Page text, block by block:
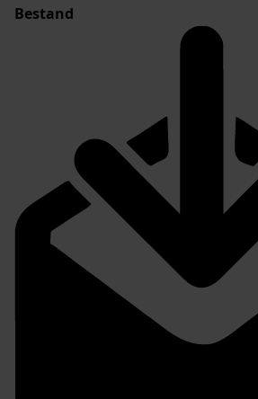
Bestand